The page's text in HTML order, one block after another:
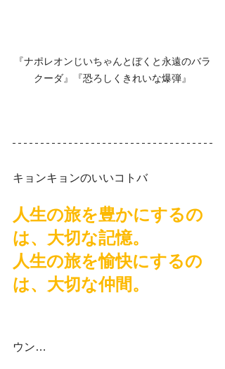
『ナポレオンじいちゃんとぼくと永遠のバラ
クーダ』『恐ろしくきれいな爆弾』
キョンキョンのいいコトバ
人生の旅を豊かにするの
は、大切な記憶。
人生の旅を愉快にするの
は、大切な仲間。
ウン…